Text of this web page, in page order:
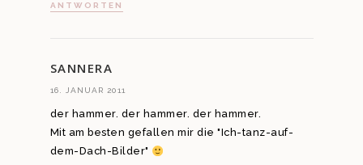
ANTWORTEN
SANNERA
16. JANUAR 2011
der hammer. der hammer. der hammer.
Mit am besten gefallen mir die "Ich-tanz-auf-
dem-Dach-Bilder"